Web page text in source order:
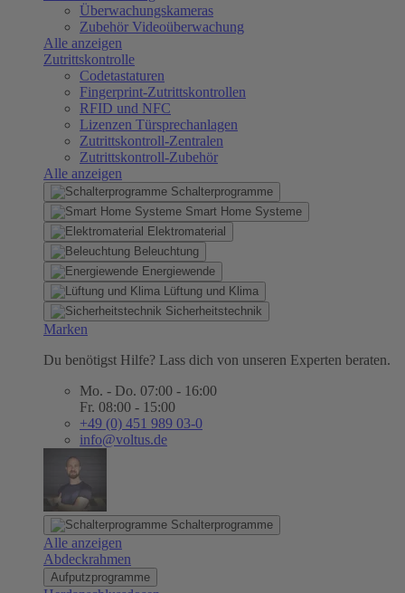
Überwachungskameras
Zubehör Videoüberwachung
Alle anzeigen
Zutrittskontrolle
Codetastaturen
Fingerprint-Zutrittskontrollen
RFID und NFC
Lizenzen Türsprechanlagen
Zutrittskontroll-Zentralen
Zutrittskontroll-Zubehör
Alle anzeigen
Schalterprogramme
Smart Home Systeme
Elektromaterial
Beleuchtung
Energiewende
Lüftung und Klima
Sicherheitstechnik
Marken
Du benötigst Hilfe? Lass dich von unseren Experten beraten.
Mo. - Do. 07:00 - 16:00
Fr. 08:00 - 15:00
+49 (0) 451 989 03-0
info@voltus.de
Schalterprogramme
Alle anzeigen
Abdeckrahmen
Aufputzprogramme